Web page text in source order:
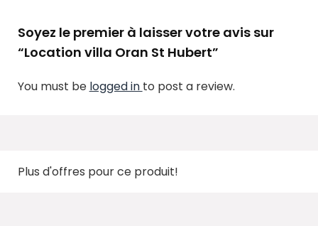
Soyez le premier à laisser votre avis sur
“Location villa Oran St Hubert”
You must be logged in to post a review.
Plus d'offres pour ce produit!